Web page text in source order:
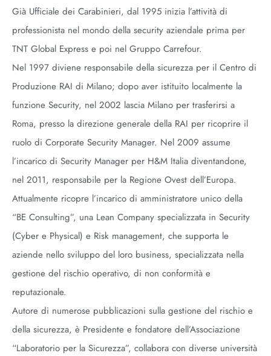
Già Ufficiale dei Carabinieri, dal 1995 inizia l’attività di
professionista nel mondo della security aziendale prima per
TNT Global Express e poi nel Gruppo Carrefour.
Nel 1997 diviene responsabile della sicurezza per il Centro di
Produzione RAI di Milano; dopo aver istituito localmente la
funzione Security, nel 2002 lascia Milano per trasferirsi a
Roma, presso la direzione generale della RAI per ricoprire il
ruolo di Corporate Security Manager. Nel 2009 assume
l’incarico di Security Manager per H&M Italia diventandone,
nel 2011, responsabile per la Regione Ovest dell’Europa.
Attualmente ricopre l’incarico di amministratore unico della
“BE Consulting”, una Lean Company specializzata in Security
(Cyber e Physical) e Risk management, che supporta le
aziende nello sviluppo del loro business, specializzata nella
gestione del rischio operativo, di non conformità e
reputazionale.
Autore di numerose pubblicazioni sulla gestione del rischio e
della sicurezza, è Presidente e fondatore dell’Associazione
“Laboratorio per la Sicurezza”, collabora con diverse università